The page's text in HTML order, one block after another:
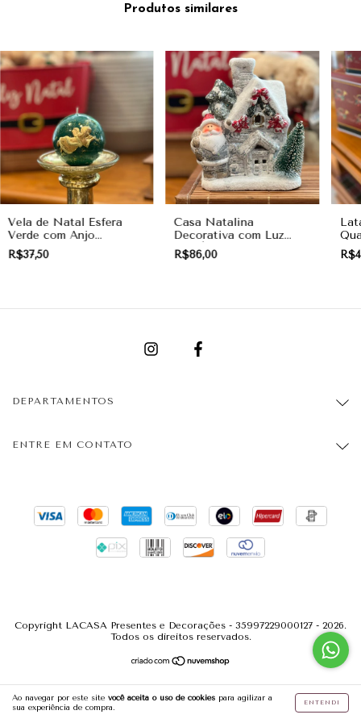
Ao navegar por este site você aceita o uso de cookies para agilizar a
sua experiência de compra.
ENTENDI
Produtos similares
Vela de Natal Esfera
Verde com Anjo
Dourado
R$37,50
Casa Natalina
Decorativa com Luz
LED | Enfeite Vila de
Natal
R$86,00
DEPARTAMENTOS
ENTRE EM CONTATO
Copyright LACASA Presentes e Decorações - 35997229000127 - 2026.
Todos os direitos reservados.